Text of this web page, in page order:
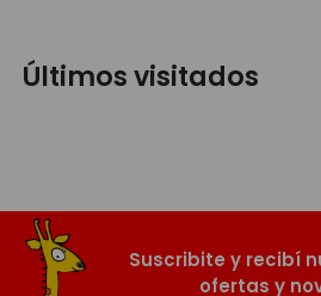
Últimos visitados
Suscribite y recibí
ofertas y